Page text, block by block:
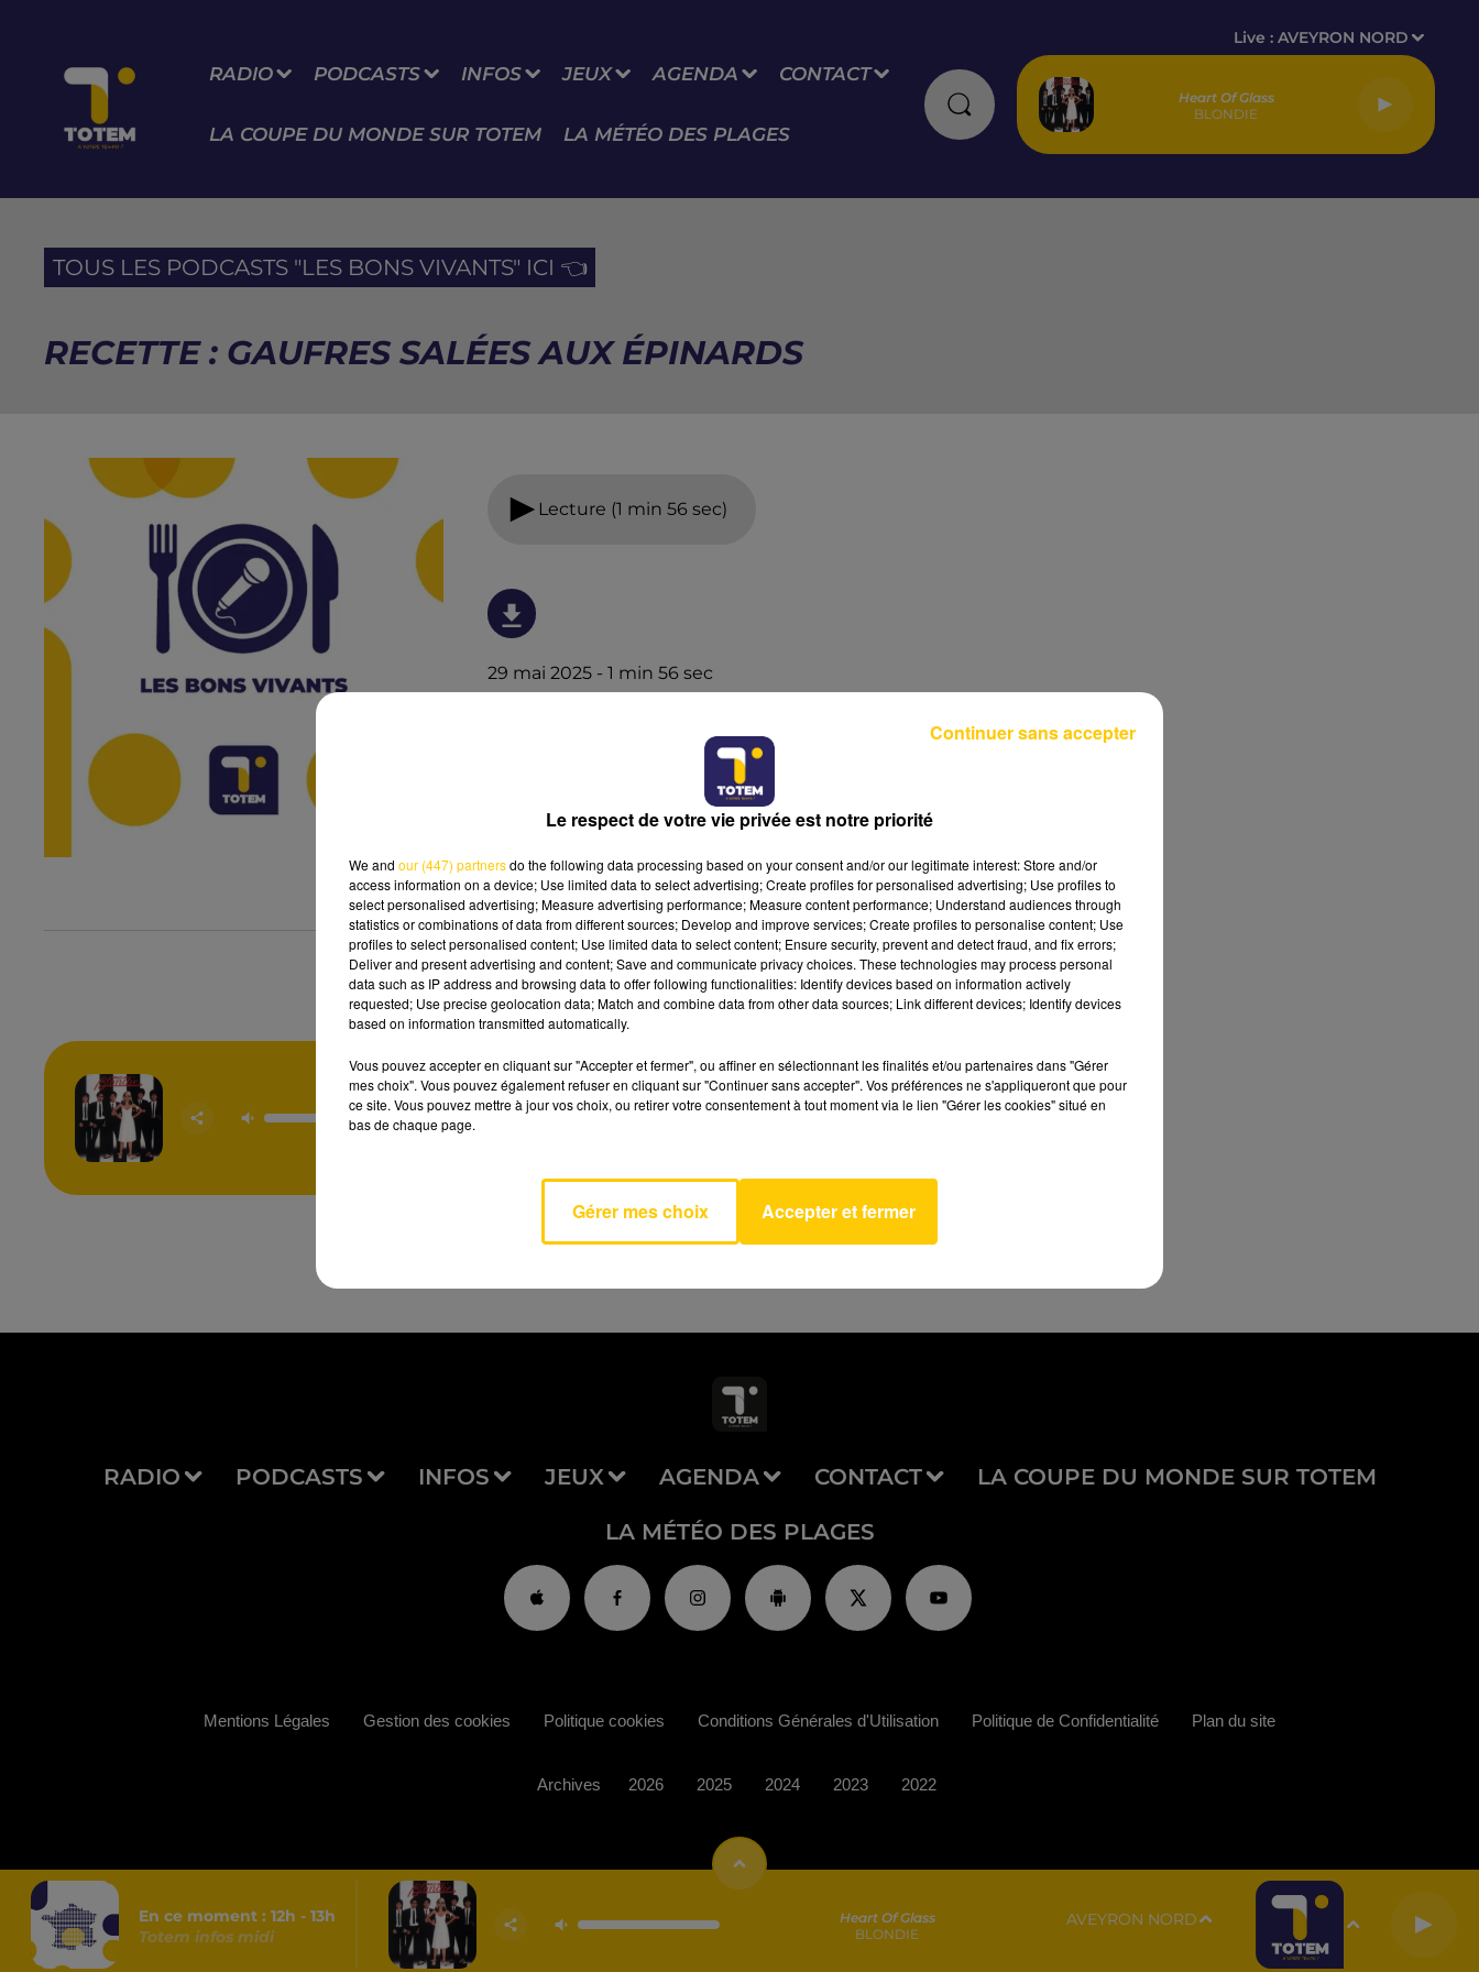
RADIO PODCASTS INFOS JEUX AGENDA CONTACT
LA COUPE DU MONDE SUR TOTEM LA MÉTÉO DES PLAGES
Live :AVEYRON NORD
Heart Of Glass
BLONDIE
TOUS LES PODCASTS "LES BONS VIVANTS" ICI 👈
RECETTE : GAUFRES SALÉES AUX ÉPINARDS
Lecture (1 min 56 sec)
29 mai 2025 - 1 min 56 sec
Envie de revisiter les classiques ? Les gaufres salées aux
épinards sont la parfaite alternative aux tartines ou aux
quiches ! Légères, croustillantes à l’extérieur et
moelleuses à l’intérieur, elles mêlent subtilement la
douceur des épinards à la gourmandise d’une pâte bien
dorée. Réactualisez à nos côté cette recette insolite.
Heart Of Glass
BLONDIE
AVEYRON NORD
RADIO PODCASTS INFOS JEUX AGENDA CONTACT LA COUPE DU MONDE SUR TOTEM
LA MÉTÉO DES PLAGES
En ce moment : 12h - 13h
Totem infos midi
Heart Of Glass
BLONDIE
AVEYRON NORD
Mentions Légales Gestion des cookies Politique cookies Conditions Générales d'Utilisation Politique de Confidentialité Plan du site
Archives 2026 2025 2024 2023 2022
Le respect de votre vie privée est notre priorité
We and our (447) partnersdo the following data processing based on your consent and/or our legitimate interest: Store and/or
access information on a device; Use limited data to select advertising; Create profiles for personalised advertising; Use profiles to
select personalised advertising; Measure advertising performance; Measure content performance; Understand audiences through
statistics or combinations of data from different sources; Develop and improve services; Create profiles to personalise content; Use
profiles to select personalised content; Use limited data to select content; Ensure security, prevent and detect fraud, and fix errors;
Deliver and present advertising and content; Save and communicate privacy choices. These technologies may process personal
data such as IP address and browsing data to offer following functionalities: Identify devices based on information actively
requested; Use precise geolocation data; Match and combine data from other data sources; Link different devices; Identify devices
based on information transmitted automatically.
Vous pouvez accepter en cliquant sur "Accepter et fermer", ou affiner en sélectionnant les finalités et/ou partenaires dans "Gérer
mes choix". Vous pouvez également refuser en cliquant sur "Continuer sans accepter". Vos préférences ne s'appliqueront que pour
ce site. Vous pouvez mettre à jour vos choix, ou retirer votre consentement à tout moment via le lien "Gérer les cookies" situé en
bas de chaque page.
Gérer mes choix Accepter et fermer
Continuer sans accepter